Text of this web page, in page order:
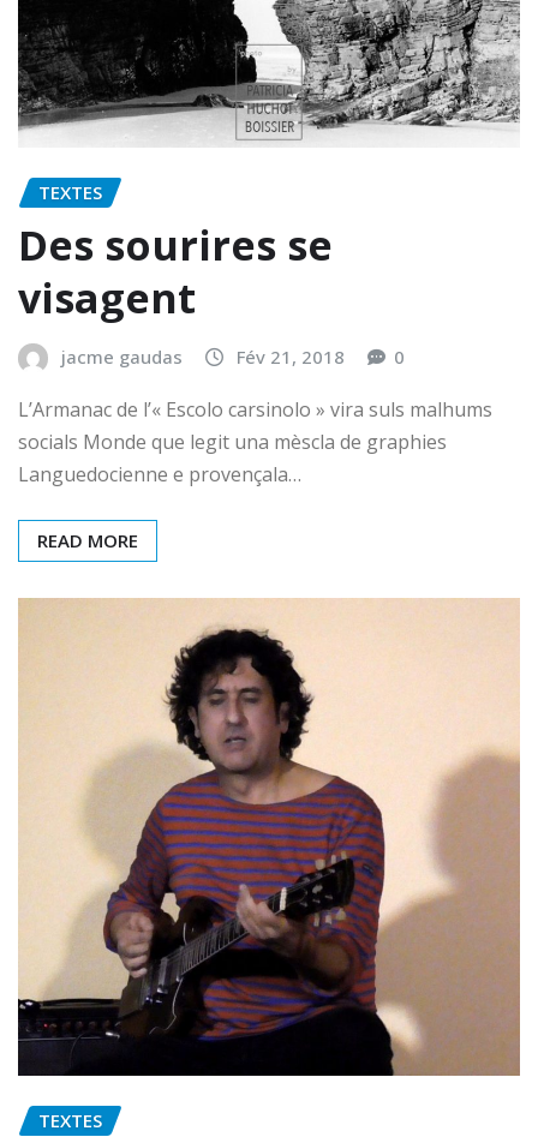
TEXTES
Des sourires se
visagent
jacme gaudas Fév 21, 2018 0
L’Armanac de l’« Escolo carsinolo » vira suls malhums
socials Monde que legit una mèscla de graphies
Languedocienne e provençala…
READ MORE
TEXTES